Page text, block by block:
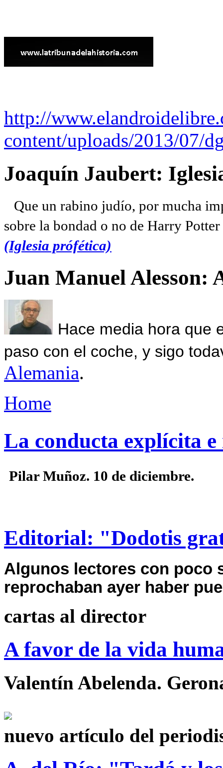
http://
content/uploads/2013/07/
Joaquín Jaubert:
Que un rabino judío, por mucha
sobre la bondad o no de Harry
(Iglesia prófética)
Juan Manuel Alesson:
Hace media hora que
paso con el coche, y sigo
Alemania.
Home
La conducta explícita
Pilar Muñoz. 10 de diciembre.
Editorial: "Dodotis
Algunos lectores con poco
reprochaban ayer haber
cartas al director
A favor de la vida
Valentín Abelenda.
nuevo artículo del